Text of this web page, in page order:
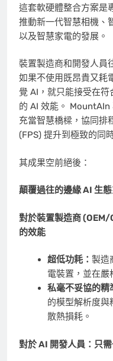
這套軟硬體整合方案是
推動新一代智慧相機、
以及智慧家電的發展。
裝置製造商和開發人員
如果不使用既昂貴又耗
覺 AI，就只能接受在
的 AI 效能。
充當智慧橋樑，協同排
(FPS) 提升到極致的同
其成果空前絕後：
顛覆過往的邊緣 AI 生
對於裝置製造商 (OEM/
的效能
超低功耗： 製造
電裝置，並在嚴
私毫不妥協的精
的模型解析度與
散熱損耗。
對於 AI 開發人員：只